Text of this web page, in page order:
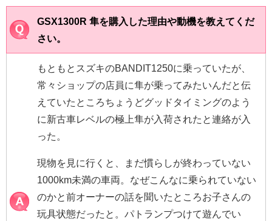
GSX1300R 隼を購入した理由や動機を教えてくだ
さい。
もともとスズキのBANDIT1250に乗っていたが、
常々ショップの店員に隼が乗ってみたいんだと伝
えていたところちょうどグッドタイミングのよう
に新古車レベルの極上隼が入荷されたと連絡が入
った。
現物を見に行くと、まだ慣らしが終わっていない
1000km未満の車両。なぜこんなに乗られていない
のかと前オーナーの話を聞いたところお子さんの
玩具状態だったと。パトランプつけて遊んでい